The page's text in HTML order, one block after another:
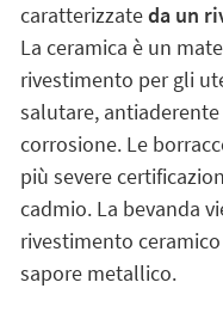
caratterizzateda un
La ceramica è un
rivestimento per gli
salutare,
corrosione. Le
più severe
cadmio. La bevanda
rivestimento
sapore metallico.